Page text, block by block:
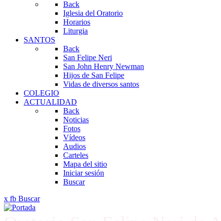
Back
Iglesia del Oratorio
Horarios
Liturgia
SANTOS
Back
San Felipe Neri
San John Henry Newman
Hijos de San Felipe
Vidas de diversos santos
COLEGIO
ACTUALIDAD
Back
Noticias
Fotos
Vídeos
Audios
Carteles
Mapa del sitio
Iniciar sesión
Buscar
x fb Buscar